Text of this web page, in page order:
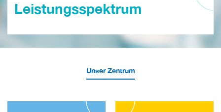
Leistungsspektrum
Unser Zentrum